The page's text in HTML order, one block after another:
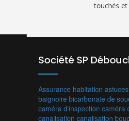
touchés
Société SP
Assurance habitation
baignoire bicarbonate de
caméra d'inspection caméra
canalisation canalisation